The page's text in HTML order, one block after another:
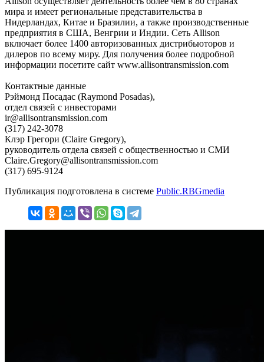
мира и имеет региональные представительства в
Нидерландах, Китае и Бразилии, а также производственные
предприятия в США, Венгрии и Индии. Сеть Allison
включает более 1400 авторизованных дистрибьюторов и
дилеров по всему миру. Для получения более подробной
информации посетите сайт www.allisontransmission.com
Контактные данные
Рэймонд Посадас (Raymond Posadas),
отдел связей с инвесторами
ir@allisontransmission.com
(317) 242-3078
Клэр Грегори (Claire Gregory),
руководитель отдела связей с общественностью и СМИ
Claire.Gregory@allisontransmission.com
(317) 695-9124
Публикация подготовлена в системе Public.RBGmedia